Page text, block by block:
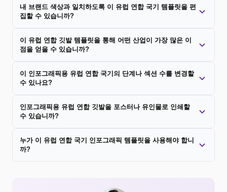
내 브랜드 색상과 일치하도록 이 유럽 연합 국기 템플릿을 편
집할 수 있습니까?
이 유럽 연합 깃발 템플릿을 통해 어떤 산업이 가장 많은 이
점을 얻을 수 있습니까?
이 인포그래픽용 유럽 연합 국기의 단계나 섹션 수를 변경할
수 있나요?
인포그래픽용 유럽 연합 깃발을 포스터나 유인물로 인쇄할
수 있습니까?
누가 이 유럽 연합 국기 인포그래픽 템플릿을 사용해야 합니
까?